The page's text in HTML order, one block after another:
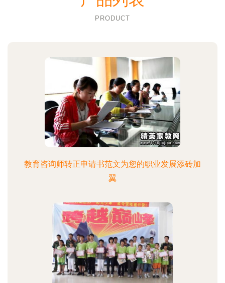
PRODUCT
教育咨询师转正申请书范文为您的职业发展添砖加
翼